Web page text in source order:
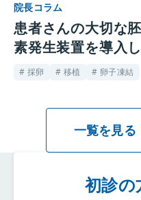
院長コラム
患者さんの大切な
素発生装置を導入
# 採卵 # 移植 # 卵子凍結
一覧を見る
初診の